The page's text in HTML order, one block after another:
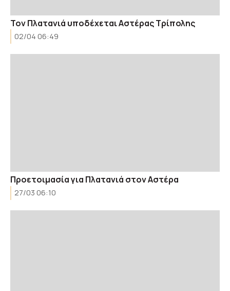
Τον Πλατανιά υποδέχεται Αστέρας Τρίπολης
02/04 06:49
Προετοιμασία για Πλατανιά στον Αστέρα
27/03 06:10